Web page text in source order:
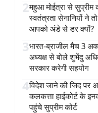
2महुआ मोईत्रा से सुप्रीम
स्वतंत्रता सेनानियों ने
आपको अंडे से डर क्यों?
3भारत-ब्राजील मैच 3
अध्यक्ष से बोले शुभेंदु
सरकार करेगी सहयोग
4विदेश जाने की जिद पर
कलकत्ता हाईकोर्ट के
पहुंचे सुप्रीम कोर्ट